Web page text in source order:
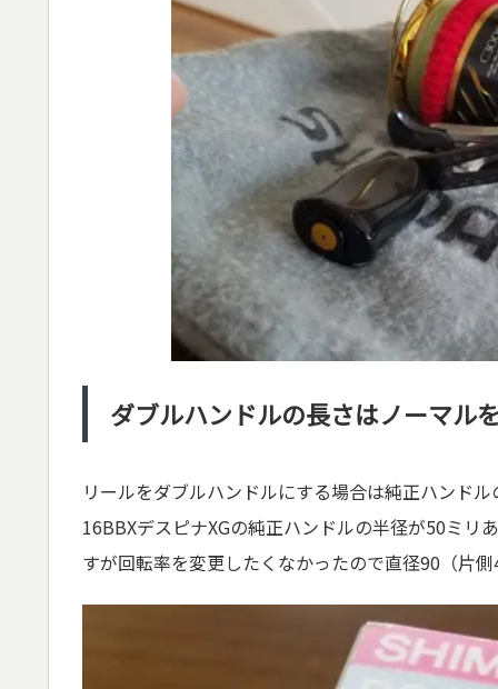
ダブルハンドルの長さはノーマル
リールをダブルハンドルにする場合は純正ハンド
16BBXデスピナXGの純正ハンドルの半径が50ミ
すが回転率を変更したくなかったので直径90（片